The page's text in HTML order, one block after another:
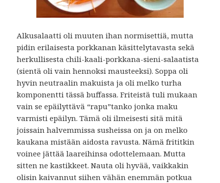
Alkusalaatti oli muuten ihan normisettiä, mutta
pidin erilaisesta porkkanan käsittelytavasta sekä
herkullisesta chili-kaali-porkkana-sieni-salaatista
(sientä oli vain hennoksi mausteeksi). Soppa oli
hyvin neutraalin makuista ja oli melko turha
komponentti tässä buffassa. Friteistä tuli mukaan
vain se epäilyttävä “rapu”tanko jonka maku
varmisti epäilyn. Tämä oli ilmeisesti sitä mitä
joissain halvemmissa susheissa on ja on melko
kaukana mistään aidosta ravusta. Nämä frititkin
voinee jättää laareihinsa odottelemaan. Mutta
sitten ne kastikkeet. Nauta oli hyvää, vaikkakin
olisin kaivannut siihen vähän enemmän potkua